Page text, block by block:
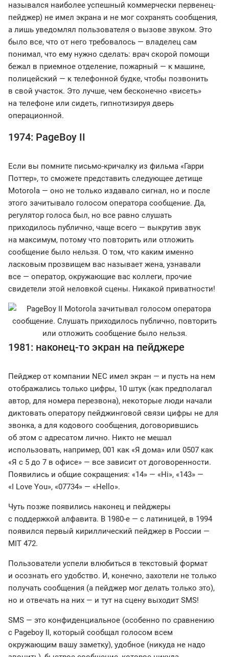
назывался наиболее успешный коммерчески первенец-
пейджер) не имел экрана и не мог сохранять сообщения,
а лишь уведомлял пользователя о вызове звуком. Это
было все, что от него требовалось — владелец сам
понимал, что ему нужно сделать: врач скорой помощи
бежал в приемное отделение, пожарный — к машине,
полицейский — к телефонной будке, чтобы позвонить
в свой участок. Это лучше, чем бесконечно «висеть»
на телефоне или сидеть, гипнотизируя дверь
операционной.
1974: PageBoy II
Если вы помните письмо-кричалку из фильма «Гарри
Поттер», то сможете представить следующее детище
Motorola — оно не только издавало сигнал, но и после
этого зачитывало голосом оператора сообщение. Да,
регулятор голоса был, но все равно слушать
приходилось публично, чаще всего — выкрутив звук
на максимум, потому что повторить или отложить
сообщение было нельзя. О том, что каким именно
ласковым прозвищем вас называет жена, узнавали
все — оператор, окружающие вас коллеги, прочие
свидетели этой неловкой сцены. Никакой приватности!
1981: наконец-то экран на пейджере
Пейджер от компании NEC имел экран — и пусть на нем
отображались только цифры, 10 штук (как предполагал
автор, для номера перезвона), некоторые люди начали
диктовать оператору пейджинговой связи цифры не для
звонка, а для кодового сообщения, договорившись
об этом с адресатом лично. Никто не мешал
использовать, например, 001 как «Я дома» или 0507 как
«Я с 5 до 7 в офисе» — все зависит от договоренности.
Появились и общие сокращения: «14» — «Hi», «143» —
«I Love You», «07734» — «Hello».
Чуть позже появились наконец и пейджеры
с поддержкой алфавита. В 1980-е — с латиницей, в 1994
появился первый кириллический пейджер в России —
MIT 472.
Пользователи успели влюбиться в текстовый формат
и осознать его удобство. И, конечно, захотели не только
получать сообщения (а пейджер мог делать только это),
но и отвечать на них — и тут на сцену выходит SMS!
SMS — это конфиденциальное (особенно по сравнению
с Pageboy II, который сообщал голосом всем
окружающим вашу заметку), удобное (никуда не надо